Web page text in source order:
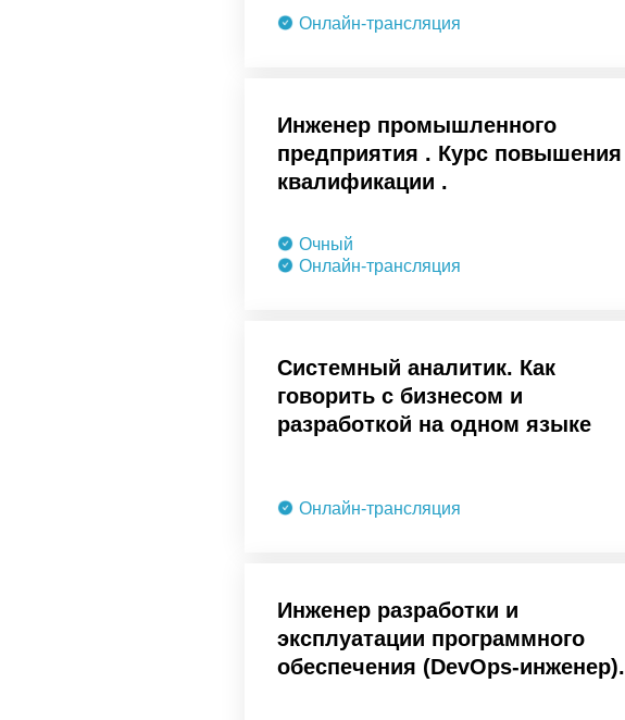
Онлайн-трансляция
Инженер промышленного
предприятия . Курс повышения
квалификации .
Очный
Онлайн-трансляция
Системный аналитик. Как
говорить с бизнесом и
разработкой на одном языке
Онлайн-трансляция
Инженер разработки и
эксплуатации программного
обеспечения (DevOps-инженер).